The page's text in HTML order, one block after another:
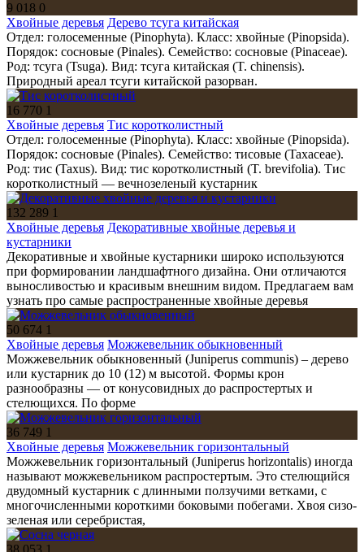
9 018 0
Хвойные деревья Дерево тсуга китайская
Отдел: голосеменные (Pinophyta). Класс: хвойные (Pinopsida).
Порядок: сосновые (Pinales). Семейство: сосновые (Pinaceae).
Род: тсуга (Tsuga). Вид: тсуга китайская (T. chinensis).
Природный ареал тсуги китайской разорван.
16 770 1
Хвойные деревья Тис коротколистный
Отдел: голосеменные (Pinophyta). Класс: хвойные (Pinopsida).
Порядок: сосновые (Pinales). Семейство: тисовые (Taxaceae).
Род: тис (Taxus). Вид: тис коротколистный (T. brevifolia). Тис
коротколистный — вечнозеленый кустарник
132 289 1
Хвойные деревья Декоративные хвойные деревья и
кустарники
Декоративные и хвойные кустарники широко используются
при формировании ландшафтного дизайна. Они отличаются
выносливостью и красивым внешним видом. Предлагаем вам
узнать про самые распространенные хвойные деревья
50 674 1
Хвойные деревья Можжевельник обыкновенный
Можжевельник обыкновенный (Juniperus communis) – дерево
или кустарник до 10 (12) м высотой. Формы крон
разнообразны — от конусовидных до распростертых и
стелющихся. По форме
36 749 1
Хвойные деревья Можжевельник горизонтальный
Можжевельник горизонтальный (Juniperus horizontalis) иногда
называют можжевельником распростертым. Это стелющийся
двудомный кустарник с длинными ползучими ветками, с
многочисленными короткими боковыми побегами. Хвоя сизо-
зеленая или серебристая,